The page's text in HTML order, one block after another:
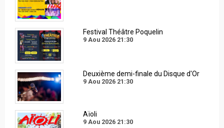
Festival Théâtre Poquelin
9 Aou 2026 21:30
Deuxième demi-finale du Disque d'Or
9 Aou 2026 21:30
Aïoli
9 Aou 2026 21:30